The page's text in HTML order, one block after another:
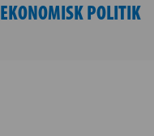
EKONOMISK POLITIK